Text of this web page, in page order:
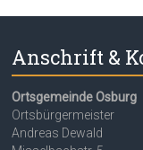
Anschrift &
Ortsgemeinde Osburg
Ortsbürgermeister
Andreas Dewald